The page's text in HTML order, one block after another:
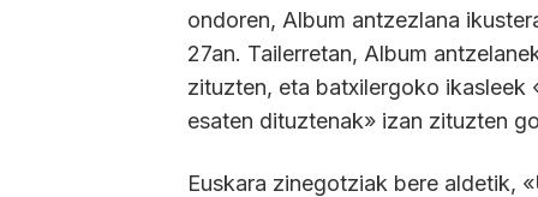
ondoren, Album antzezlana
27an. Tailerretan, Album
zituzten, eta batxilergoko ikasleek
esaten dituztenak» izan zituzten
Euskara zinegotziak bere aldetik,